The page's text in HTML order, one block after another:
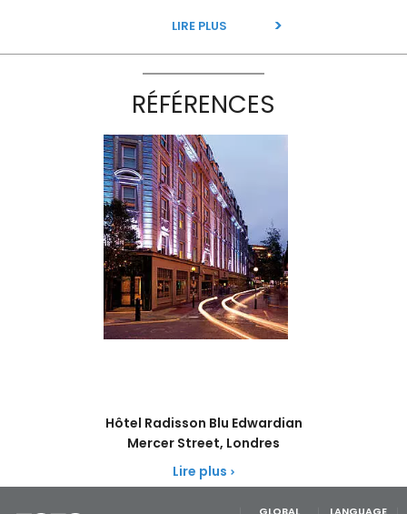
LIRE PLUS
RÉFÉRENCES
Hôtel Radisson Blu Edwardian
Mercer Street, Londres
Lire plus